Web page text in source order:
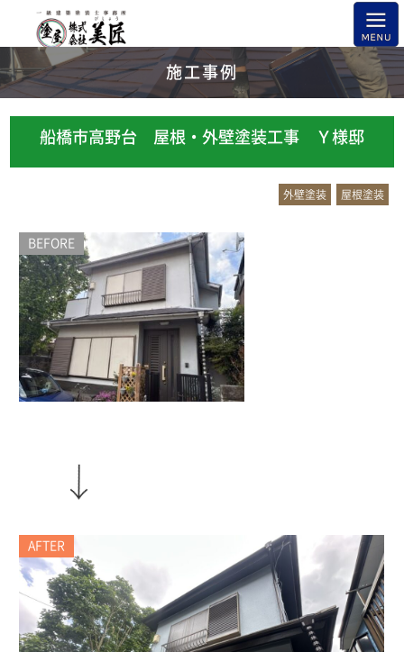
施工事例
船橋市高野台 屋根・外壁塗装工事 Ｙ様邸
外壁塗装 屋根塗装
BEFORE
AFTER